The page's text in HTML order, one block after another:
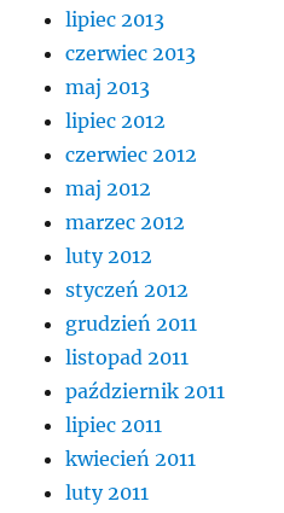
lipiec 2013
czerwiec 2013
maj 2013
lipiec 2012
czerwiec 2012
maj 2012
marzec 2012
luty 2012
styczeń 2012
grudzień 2011
listopad 2011
październik 2011
lipiec 2011
kwiecień 2011
luty 2011